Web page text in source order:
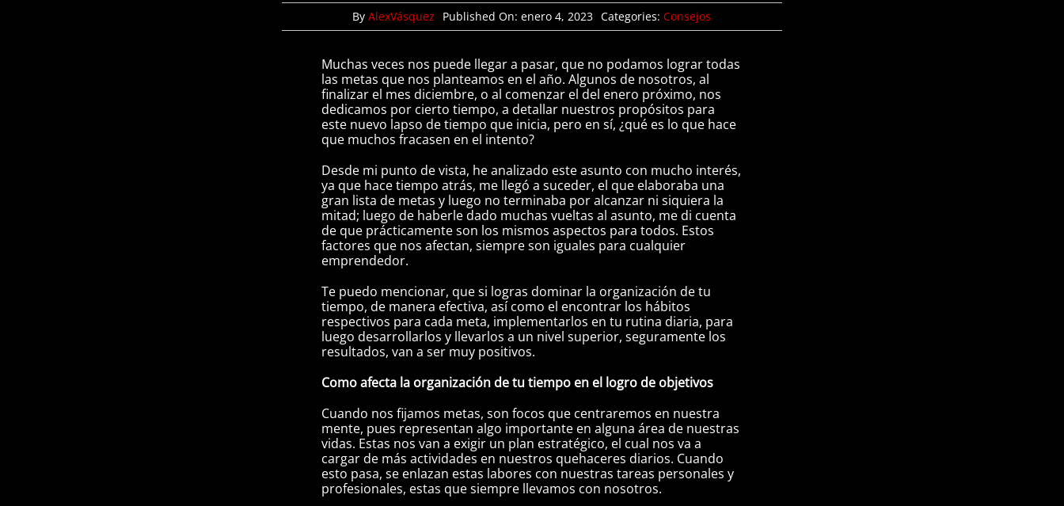
ByAlexVásquez Published On: enero 4, 2023 Categories:Consejos
Muchas veces nos puede llegar a pasar, que no podamos lograr todas
las metas que nos planteamos en el año. Algunos de nosotros, al
finalizar el mes diciembre, o al comenzar el del enero próximo, nos
dedicamos por cierto tiempo, a detallar nuestros propósitos para
este nuevo lapso de tiempo que inicia, pero en sí, ¿qué es lo que hace
que muchos fracasen en el intento?
Desde mi punto de vista, he analizado este asunto con mucho interés,
ya que hace tiempo atrás, me llegó a suceder, el que elaboraba una
gran lista de metas y luego no terminaba por alcanzar ni siquiera la
mitad; luego de haberle dado muchas vueltas al asunto, me di cuenta
de que prácticamente son los mismos aspectos para todos. Estos
factores que nos afectan, siempre son iguales para cualquier
emprendedor.
Te puedo mencionar, que si logras dominar la organización de tu
tiempo, de manera efectiva, así como el encontrar los hábitos
respectivos para cada meta, implementarlos en tu rutina diaria, para
luego desarrollarlos y llevarlos a un nivel superior, seguramente los
resultados, van a ser muy positivos.
Como afecta la organización de tu tiempo en el logro de objetivos
Cuando nos fijamos metas, son focos que centraremos en nuestra
mente, pues representan algo importante en alguna área de nuestras
vidas. Estas nos van a exigir un plan estratégico, el cual nos va a
cargar de más actividades en nuestros quehaceres diarios. Cuando
esto pasa, se enlazan estas labores con nuestras tareas personales y
profesionales, estas que siempre llevamos con nosotros.